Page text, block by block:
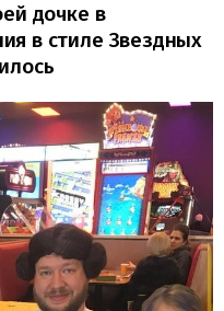
дочке в
в стиле Звездных